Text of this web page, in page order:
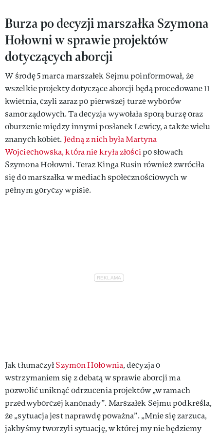
Burza po decyzji marszałka Szymona
Hołowni w sprawie projektów
dotyczących aborcji
W środę 5 marca marszałek Sejmu poinformował, że
wszelkie projekty dotyczące aborcji będą procedowane 11
kwietnia, czyli zaraz po pierwszej turze wyborów
samorządowych. Ta decyzja wywołała sporą burzę oraz
oburzenie między innymi posłanek Lewicy, a także wielu
znanych kobiet. Jedną z nich była Martyna
Wojciechowska, która nie kryła złościpo słowach
Szymona Hołowni. Teraz Kinga Rusin również zwróciła
się do marszałka w mediach społecznościowych w
pełnym goryczy wpisie.
Jak tłumaczyłSzymon Hołownia, decyzja o
wstrzymaniem się z debatą w sprawie aborcji ma
pozwolić uniknąć odrzucenia projektów „w ramach
przedwyborczej kanonady”. Marszałek Sejmu podkreśla,
że „sytuacja jest naprawdę poważna”. „Mnie się zarzuca,
jakbyśmy tworzyli sytuację, w której my nie będziemy